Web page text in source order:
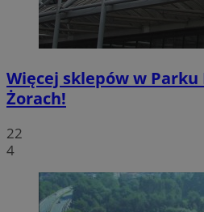
Więcej sklepów w
Żorach!
22
4